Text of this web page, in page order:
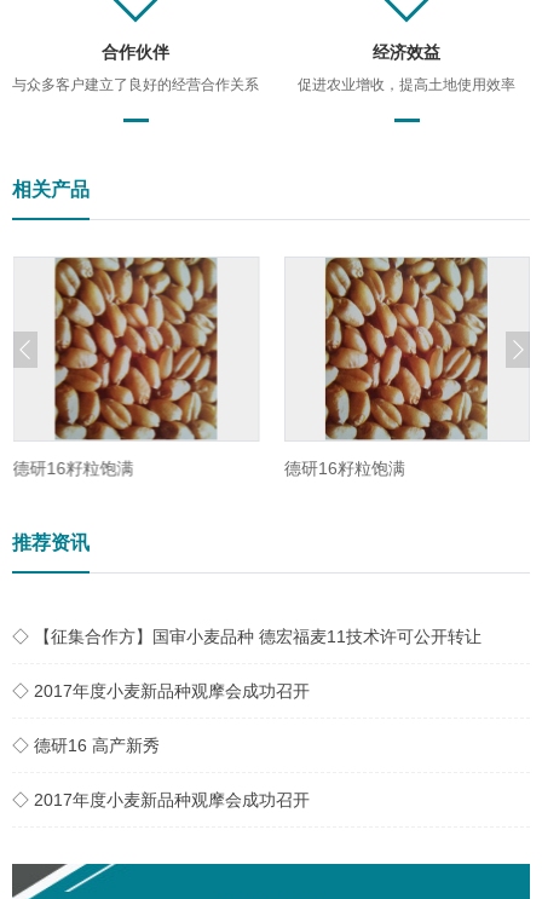
合作伙伴
与众多客户建立了良好的经营合作关系
经济效益
促进农业增收，提高土地使用效率
相关产品
德研16籽粒饱满 德研16籽粒饱满
推荐资讯
◇ 【征集合作方】国审小麦品种 德宏福麦11技术许可公开转让
◇ 2017年度小麦新品种观摩会成功召开
◇ 德研16 高产新秀
◇ 2017年度小麦新品种观摩会成功召开